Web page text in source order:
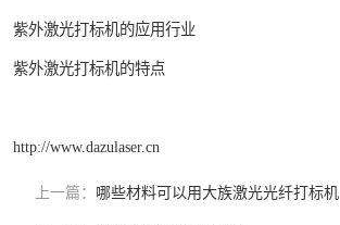
紫外激光打标机的应用行业
紫外激光打标机的特点
http://www.dazulaser.cn
上一篇： 哪些材料可以用大族激光光纤打标机